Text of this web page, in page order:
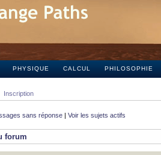
PHYSIQUE CALCUL PHILOSOPHIE
Inscription
sans réponse | Voir les sujets actifs
forum